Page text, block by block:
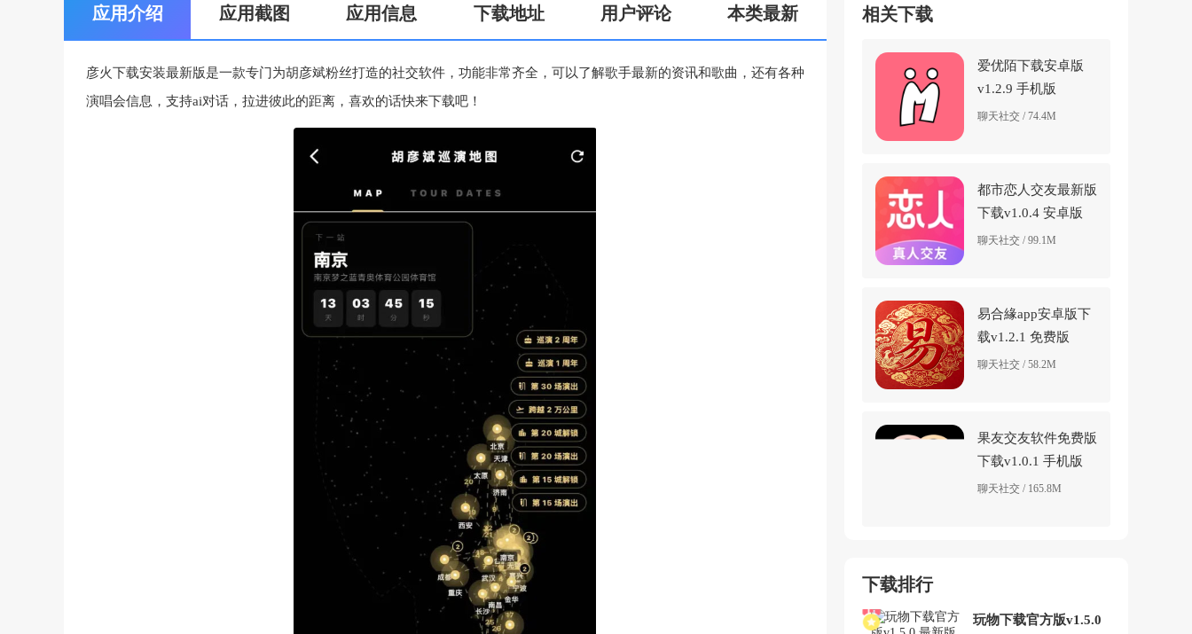
应用介绍 应用截图 应用信息 下载地址 用户评论 本类最新
彦火下载安装最新版是一款专门为胡彦斌粉丝打造的社交软件，功能非常齐全，可以了解歌手最新的资讯和歌曲，还有各种
演唱会信息，支持ai对话，拉进彼此的距离，喜欢的话快来下载吧！
相关下载
爱优陌下载安卓版
v1.2.9 手机版
聊天社交 / 74.4M
都市恋人交友最新版
下载v1.0.4 安卓版
聊天社交 / 99.1M
易合緣app安卓版下
载v1.2.1 免费版
聊天社交 / 58.2M
果友交友软件免费版
下载v1.0.1 手机版
聊天社交 / 165.8M
下载排行
玩物下载官方版v1.5.0